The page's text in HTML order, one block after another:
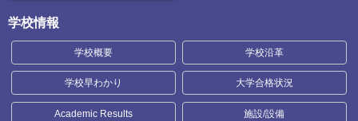
学校情報
学校概要 学校沿革
学校早わかり 大学合格状況
Academic Results 施設/設備